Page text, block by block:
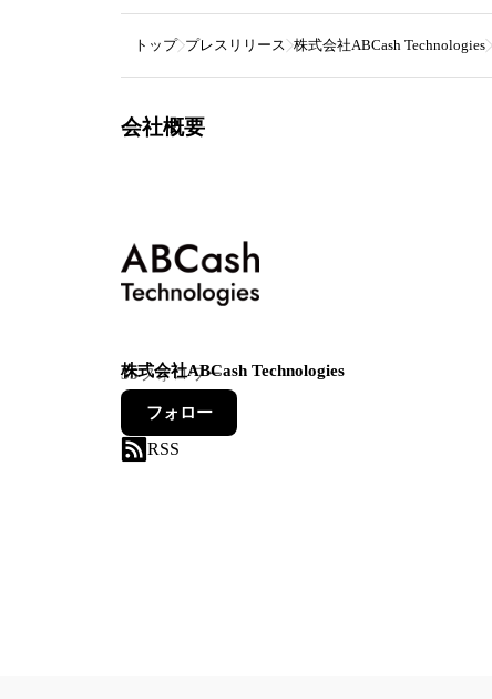
トップ プレスリリース 株式会社ABCash Technologies
会社概要
株式会社ABCash Technologies
35フォロワー
フォロー
RSS